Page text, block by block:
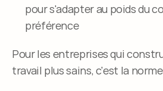
pour s'adapter au poids du
préférence
Pour les entreprises qui
travail plus sains, c'est la